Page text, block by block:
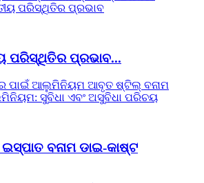
ପରିସ୍ଥିତିର ପ୍ରଭାବ...
ବନାମ ଡାଇ-କାଷ୍ଟ